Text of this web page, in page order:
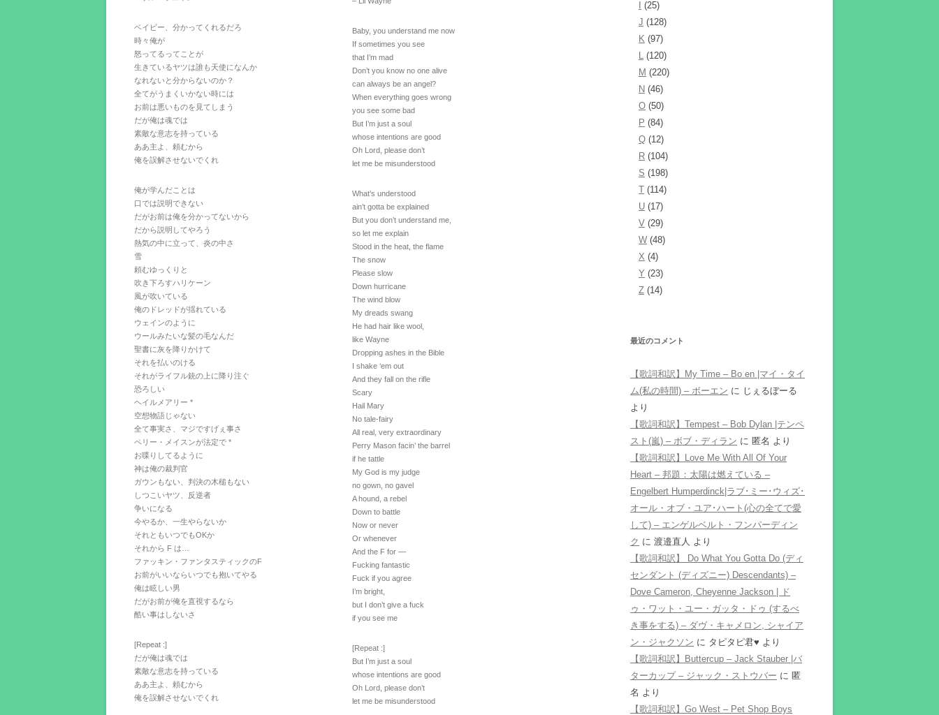
ベイビー、分かってくれるだろ
時々俺が
怒ってるってことが
生きているヤツは誰も天使になんか
なれないと分からないのか？
全てがうまくいかない時には
お前は悪いものを見てしまう
だが俺は魂では
素敵な意志を持っている
ああ主よ、頼むから
俺を誤解させないでくれ
俺が学んだことは
口では説明できない
だがお前は俺を分かってないから
だから説明してやろう
熱気の中に立って、炎の中さ
雪
頼むゆっくりと
吹き下ろすハリケーン
風が吹いている
俺のドレッドが揺れている
ウェインのように
ウールみたいな髪の毛なんだ
聖書に灰を降りかけて
それを払いのける
それがライフル銃の上に降り注ぐ
恐ろしい
ヘイルメアリー *
空想物語じゃない
全て事実さ、マジですげぇ事さ
ペリー・メイスンが法定で *
お喋りしてるように
神は俺の裁判官
ガウンもない、判決の木槌もない
しつこいヤツ、反逆者
争いになる
今やるか、一生やらないか
それともいつでもOKか
それから F は…
ファッキン・ファンタスティックのF
お前がいいならいつでも抱いてやる
俺は眩しい男
だがお前が俺を直視するなら
酷い事はしないさ
[Repeat :]
だが俺は魂では
素敵な意志を持っている
ああ主よ、頼むから
俺を誤解させないでくれ
Baby, you understand me now
If sometimes you see
that I’m mad
Don’t you know no one alive
can always be an angel?
When everything goes wrong
you see some bad
But I’m just a soul
whose intentions are good
Oh Lord, please don’t
let me be misunderstood
What’s understood
ain’t gotta be explained
But you don’t understand me,
so let me explain
Stood in the heat, the flame
The snow
Please slow
Down hurricane
The wind blow
My dreads swang
He had hair like wool,
like Wayne
Dropping ashes in the Bible
I shake ‘em out
And they fall on the rifle
Scary
Hail Mary
No tale-fairy
All real, very extraordinary
Perry Mason facin’ the barrel
if he tattle
My God is my judge
no gown, no gavel
A hound, a rebel
Down to battle
Now or never
Or whenever
And the F for —
Fucking fantastic
Fuck if you agree
I’m bright,
but I don’t give a fuck
if you see me
[Repeat :]
But I’m just a soul
whose intentions are good
Oh Lord, please don’t
let me be misunderstood
(25)
J (128)
K (97)
L (120)
M (220)
N (46)
O (50)
P (84)
Q (12)
R (104)
S (198)
T (114)
U (17)
V (29)
W (48)
X (4)
Y (23)
Z (14)
最近のコメント
【歌詞和訳】My Time – Bo en |マイ・タイ
ム(私の時間) – ボーエン に じぇるぼーる
より
【歌詞和訳】Tempest – Bob Dylan |テンペ
スト(嵐) – ボブ・ディラン に 匿名 より
【歌詞和訳】Love Me With All Of Your
Heart – 邦題：太陽は燃えている –
Engelbert Humperdinck|ラブ･ミー･ウィズ･
オール・オブ・ユア･ハート(心の全てで愛
して) – エンゲルベルト・フンパーディン
ク に 渡邉直人 より
【歌詞和訳】 Do What You Gotta Do (ディ
センダント (ディズニー) Descendants) –
Dove Cameron, Cheyenne Jackson | ド
ゥ・ワット・ユー・ガッタ・ドゥ (するべ
き事をする) – ダヴ・キャメロン, シャイア
ン・ジャクソン に タピタピ君♥️ より
【歌詞和訳】Buttercup – Jack Stauber |バ
ターカップ – ジャック・ストウバー に 匿
名 より
【歌詞和訳】Go West – Pet Shop Boys